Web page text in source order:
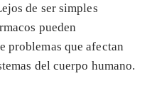
de ser simples
pueden
problemas que afectan
del cuerpo humano.